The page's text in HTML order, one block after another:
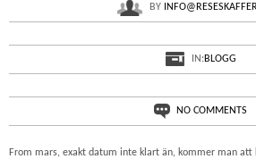
BY
IN:BLOGG
NO COMMENTS
From mars, exakt datum inte klart än, kommer man att